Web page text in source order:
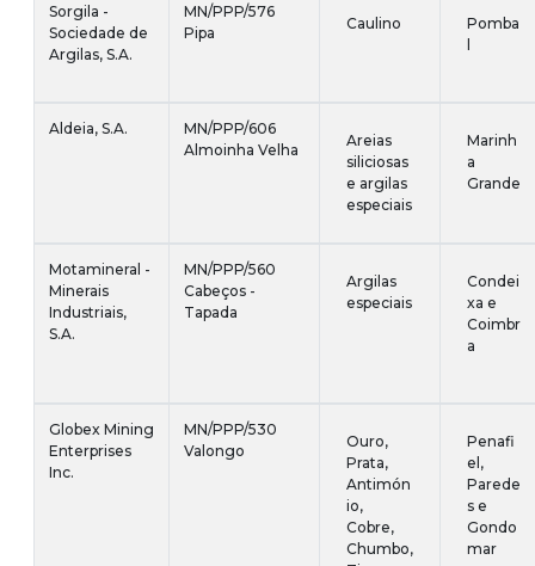
Sorgila -
Sociedade de
Argilas, S.A.
MN/PPP/576
Pipa
Caulino
Pomba
l
Aldeia, S.A.
MN/PPP/606
Almoinha Velha
Areias
siliciosas
e argilas
especiais
Marinh
a
Grande
Motamineral -
Minerais
Industriais,
S.A.
MN/PPP/560
Cabeços -
Tapada
Argilas
especiais
Condei
xa e
Coimbr
a
Globex Mining
Enterprises
Inc.
MN/PPP/530
Valongo
Ouro,
Prata,
Antimón
io,
Cobre,
Chumbo,
Penafi
el,
Parede
s e
Gondo
mar